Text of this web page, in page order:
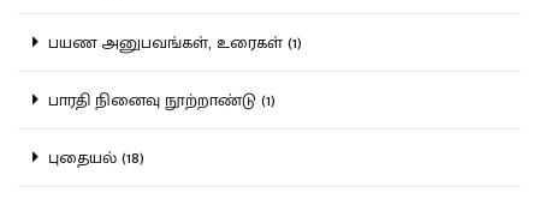
பயண அனுபவங்கள், உரைகள் (1)
பாரதி நினைவு நூற்றாண்டு (1)
புதையல் (18)